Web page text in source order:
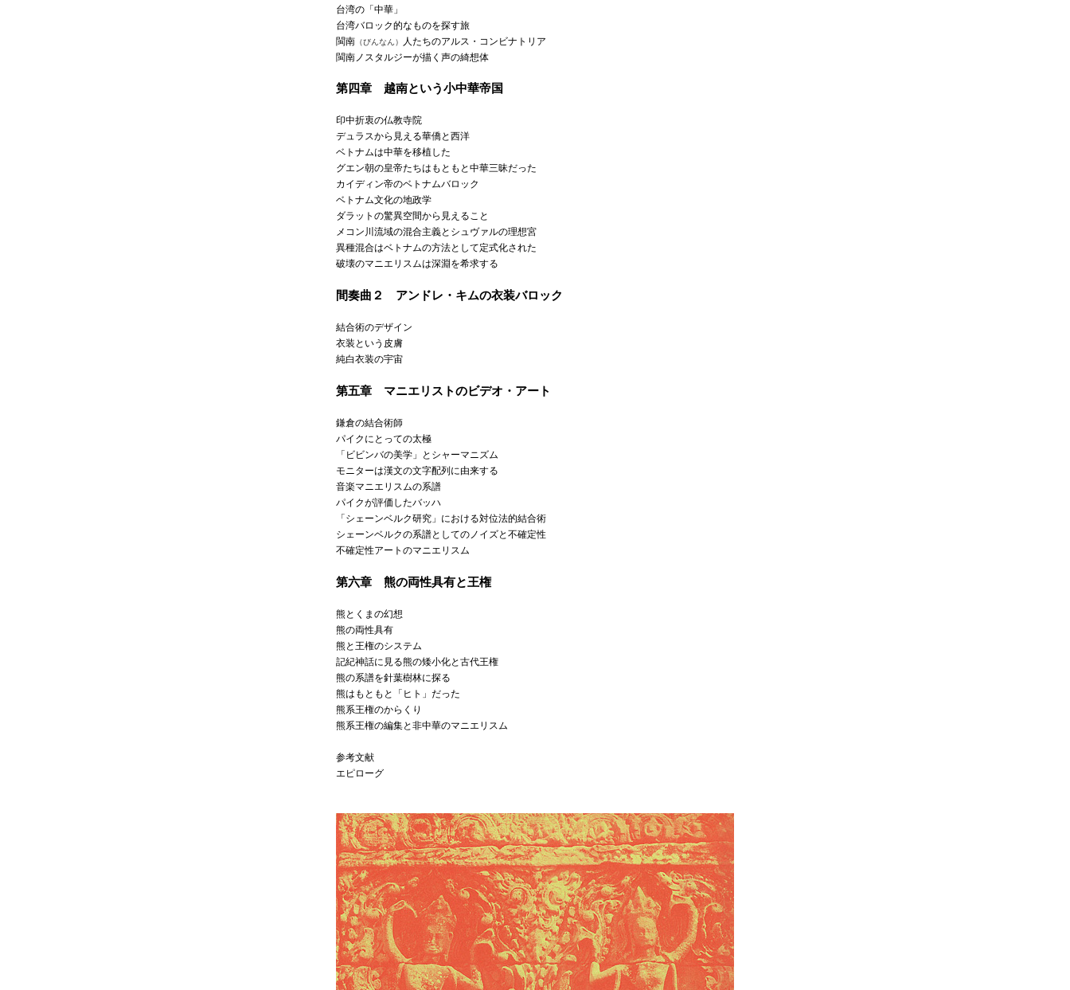
台湾の「中華」
台湾バロック的なものを探す旅
閩南 （びんなん）
人たちのアルス・コンビナトリア
閩南ノスタルジーが描く声の綺想体
第四章 越南という小中華帝国
印中折衷の仏教寺院
デュラスから見える華僑と西洋
ベトナムは中華を移植した
グエン朝の皇帝たちはもともと中華三昧だった
カイディン帝のベトナムバロック
ベトナム文化の地政学
ダラットの驚異空間から見えること
メコン川流域の混合主義とシュヴァルの理想宮
異種混合はベトナムの方法として定式化された
破壊のマニエリスムは深淵を希求する
間奏曲２ アンドレ・キムの衣装バロック
結合術のデザイン
衣装という皮膚
純白衣装の宇宙
第五章 マニエリストのビデオ・アート
鎌倉の結合術師
パイクにとっての太極
「ビビンバの美学」とシャーマニズム
モニターは漢文の文字配列に由来する
音楽マニエリスムの系譜
パイクが評価したバッハ
「シェーンベルク研究」における対位法的結合術
シェーンベルクの系譜としてのノイズと不確定性
不確定性アートのマニエリスム
第六章 熊の両性具有と王権
熊とくまの幻想
熊の両性具有
熊と王権のシステム
記紀神話に見る熊の矮小化と古代王権
熊の系譜を針葉樹林に探る
熊はもともと「ヒト」だった
熊系王権のからくり
熊系王権の編集と非中華のマニエリスム
参考文献
エピローグ